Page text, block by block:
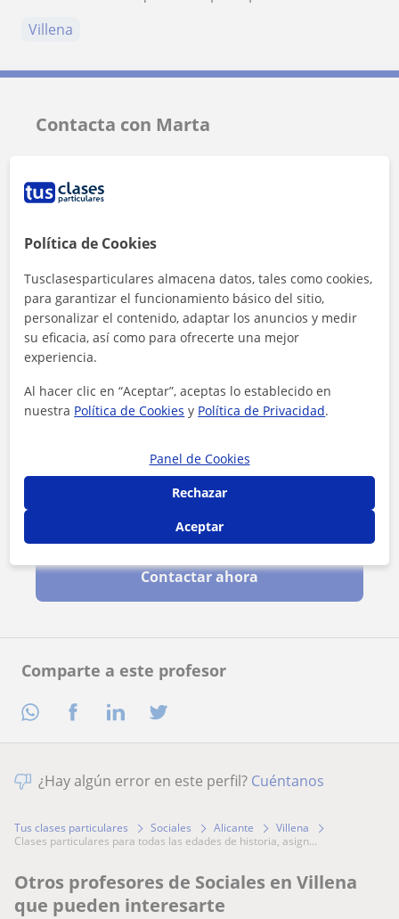
Comparte a este profesor
Villena
Contacta con Marta
Al hacer clic, aceptas nuestroaviso legal
Contactar ahora
¿Hay algún error en este perfil? Cuéntanos
Tus clases particulares Sociales Alicante
Villena
clases particulares para todas las edades de historia, asign...
Otros profesores de Sociales en Villena
que pueden interesarte
Política de Cookies
Tusclasesparticulares almacena datos, tales como cookies,
para garantizar el funcionamiento básico del sitio,
personalizar el contenido, adaptar los anuncios y medir
su eficacia, así como para ofrecerte una mejor
experiencia.
Al hacer clic en “Aceptar”, aceptas lo establecido en
nuestra Política de Cookies y Política de Privacidad.
Panel de Cookies
Rechazar
Aceptar